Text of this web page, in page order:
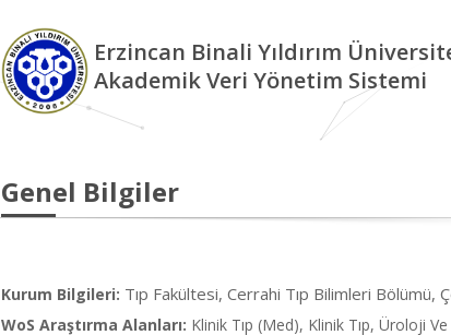
Erzincan Binali Yıldırım
Akademik Veri Yönetim Sistemi
Genel Bilgiler
Kurum Bilgileri: Tıp Fakültesi, Cerrahi Tıp Bilimleri Bölümü,
WoS Araştırma Alanları: Klinik Tıp (Med), Klinik Tıp, Üroloji